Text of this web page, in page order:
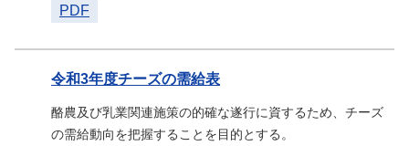
PDF
令和3年度チーズの需給表
酪農及び乳業関連施策の的確な遂行に資するため、チーズ
の需給動向を把握することを目的とする。